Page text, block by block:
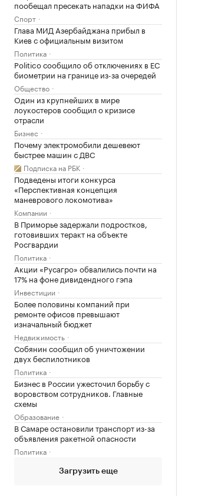
пообещал пресекать нападки на ФИФА
Спорт
Глава МИД Азербайджана прибыл в
Киев с официальным визитом
Политика
Politico сообщило об отключениях в ЕС
биометрии на границе из-за очередей
Общество
Один из крупнейших в мире
лоукостеров сообщил о кризисе
отрасли
Бизнес
Почему электромобили дешевеют
быстрее машин с ДВС
Подписка на РБК
Подведены итоги конкурса
«Перспективная концепция
маневрового локомотива»
Компании
В Приморье задержали подростков,
готовивших теракт на объекте
Росгвардии
Политика
Акции «Русагро» обвалились почти на
17% на фоне дивидендного гэпа
Инвестиции
Более половины компаний при
ремонте офисов превышают
изначальный бюджет
Недвижимость
Собянин сообщил об уничтожении
двух беспилотников
Политика
Бизнес в России ужесточил борьбу с
воровством сотрудников. Главные
схемы
Образование
В Самаре остановили транспорт из-за
объявления ракетной опасности
Политика
Загрузить еще